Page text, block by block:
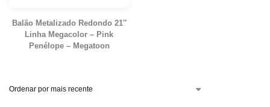
Balão Metalizado Redondo 21″
Linha Megacolor – Pink
Penélope – Megatoon